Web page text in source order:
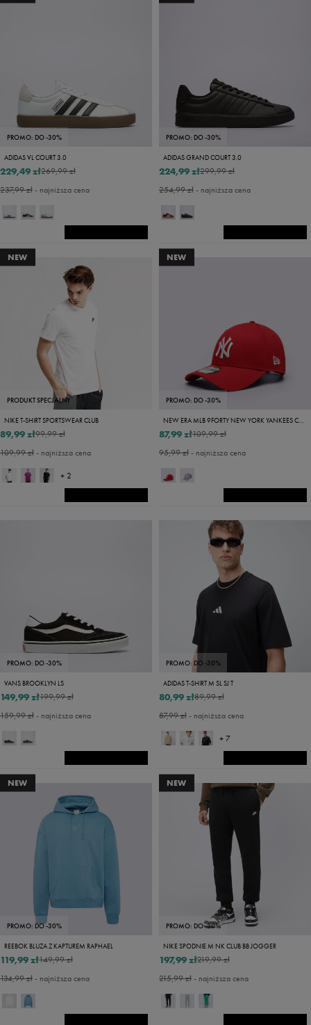
PROMO: DO -30%
ADIDAS VL COURT 3.0
269,99 zł
229,49 zł
237,99 zł- najniższa cena
PROMO: DO -30%
ADIDAS GRAND COURT 3.0
299,99 zł
224,99 zł
254,99 zł- najniższa cena
NEW
PRODUKT SPECJALNY
NIKE T-SHIRT SPORTSWEAR CLUB
99,99 zł
89,99 zł
109,99 zł- najniższa cena
+ 2
NEW
PROMO: DO -30%
NEW ERA MLB 9FORTY NEW YORK YANKEES CAP LEAGUE B NY YANKEES
109,99 zł
87,99 zł
95,99 zł- najniższa cena
PROMO: DO -30%
VANS BROOKLYN LS
199,99 zł
149,99 zł
159,99 zł- najniższa cena
PROMO: DO -30%
ADIDAS T-SHIRT M SL SJ T
89,99 zł
80,99 zł
87,99 zł- najniższa cena
+ 7
NEW
PROMO: DO -30%
REEBOK BLUZA Z KAPTUREM RAPHAEL
149,99 zł
119,99 zł
134,99 zł- najniższa cena
NEW
PROMO: DO -30%
NIKE SPODNIE M NK CLUB BB JOGGER
219,99 zł
197,99 zł
215,99 zł- najniższa cena